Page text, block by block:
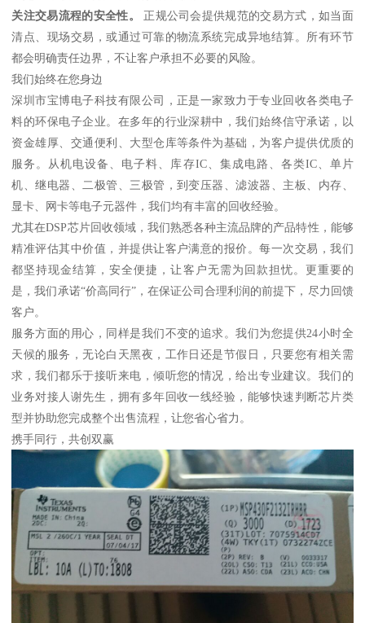
关注交易流程的安全性。
正规公司会提供规范的交易方式，如当面
清点、现场交易，或通过可靠的物流系统完成异地结算。所有环节
都会明确责任边界，不让客户承担不必要的风险。
我们始终在您身边
深圳市宝博电子科技有限公司，正是一家致力于专业回收各类电子
料的环保电子企业。在多年的行业深耕中，我们始终信守承诺，以
资金雄厚、交通便利、大型仓库等条件为基础，为客户提供优质的
服务。从机电设备、电子料、库存IC、集成电路、各类IC、单片
机、继电器、二极管、三极管，到变压器、滤波器、主板、内存、
显卡、网卡等电子元器件，我们均有丰富的回收经验。
尤其在DSP芯片回收领域，我们熟悉各种主流品牌的产品特性，能够
精准评估其中价值，并提供让客户满意的报价。每一次交易，我们
都坚持现金结算，安全便捷，让客户无需为回款担忧。更重要的
是，我们承诺“价高同行”，在保证公司合理利润的前提下，尽力回馈
客户。
服务方面的用心，同样是我们不变的追求。我们为您提供24小时全
天候的服务，无论白天黑夜，工作日还是节假日，只要您有相关需
求，我们都乐于接听来电，倾听您的情况，给出专业建议。我们的
业务对接人谢先生，拥有多年回收一线经验，能够快速判断芯片类
型并协助您完成整个出售流程，让您省心省力。
携手同行，共创双赢